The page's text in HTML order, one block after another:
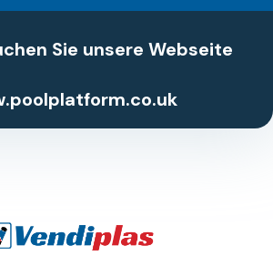
Sie unsere Webseite